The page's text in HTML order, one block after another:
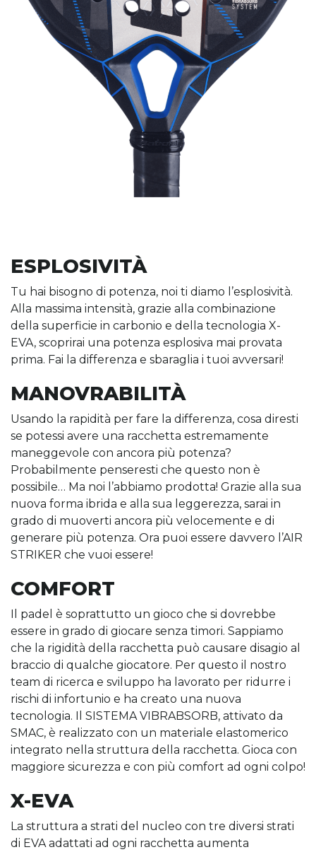
ESPLOSIVITÀ
Tu hai bisogno di potenza, noi ti diamo l’esplosività.
Alla massima intensità, grazie alla combinazione
della superficie in carbonio e della tecnologia X-
EVA, scoprirai una potenza esplosiva mai provata
prima. Fai la differenza e sbaraglia i tuoi avversari!
MANOVRABILITÀ
Usando la rapidità per fare la differenza, cosa diresti
se potessi avere una racchetta estremamente
maneggevole con ancora più potenza?
Probabilmente penseresti che questo non è
possibile… Ma noi l’abbiamo prodotta! Grazie alla sua
nuova forma ibrida e alla sua leggerezza, sarai in
grado di muoverti ancora più velocemente e di
generare più potenza. Ora puoi essere davvero l’AIR
STRIKER che vuoi essere!
COMFORT
Il padel è soprattutto un gioco che si dovrebbe
essere in grado di giocare senza timori. Sappiamo
che la rigidità della racchetta può causare disagio al
braccio di qualche giocatore. Per questo il nostro
team di ricerca e sviluppo ha lavorato per ridurre i
rischi di infortunio e ha creato una nuova
tecnologia. Il SISTEMA VIBRABSORB, attivato da
SMAC, è realizzato con un materiale elastomerico
integrato nella struttura della racchetta. Gioca con
maggiore sicurezza e con più comfort ad ogni colpo!
X-EVA
La struttura a strati del nucleo con tre diversi strati
di EVA adattati ad ogni racchetta aumenta